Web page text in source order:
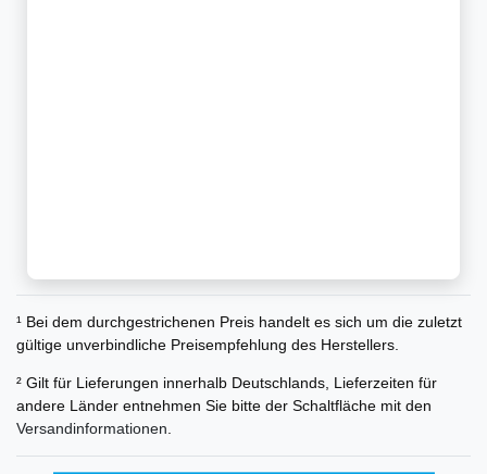
¹ Bei dem durchgestrichenen Preis handelt es sich um die zuletzt
gültige unverbindliche Preisempfehlung des Herstellers.
² Gilt für Lieferungen innerhalb Deutschlands, Lieferzeiten für
andere Länder entnehmen Sie bitte der Schaltfläche mit den
Versandinformationen